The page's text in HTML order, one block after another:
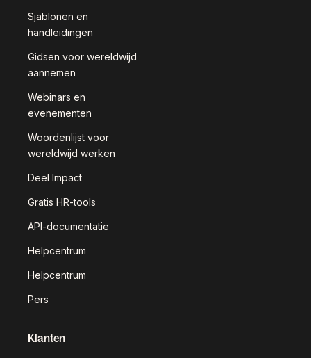
Sjablonen en
handleidingen
Gidsen voor wereldwijd
aannemen
Webinars en
evenementen
Woordenlijst voor
wereldwijd werken
Deel Impact
Gratis HR-tools
API-documentatie
Helpcentrum
Helpcentrum
Pers
Klanten